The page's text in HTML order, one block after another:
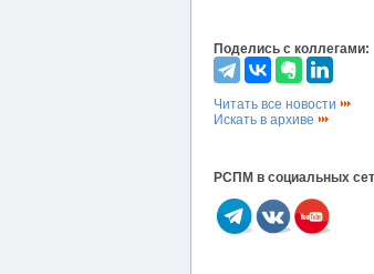
Поделись с коллегами:
Читать все новости
Искать в архиве
РСПМ в социальных